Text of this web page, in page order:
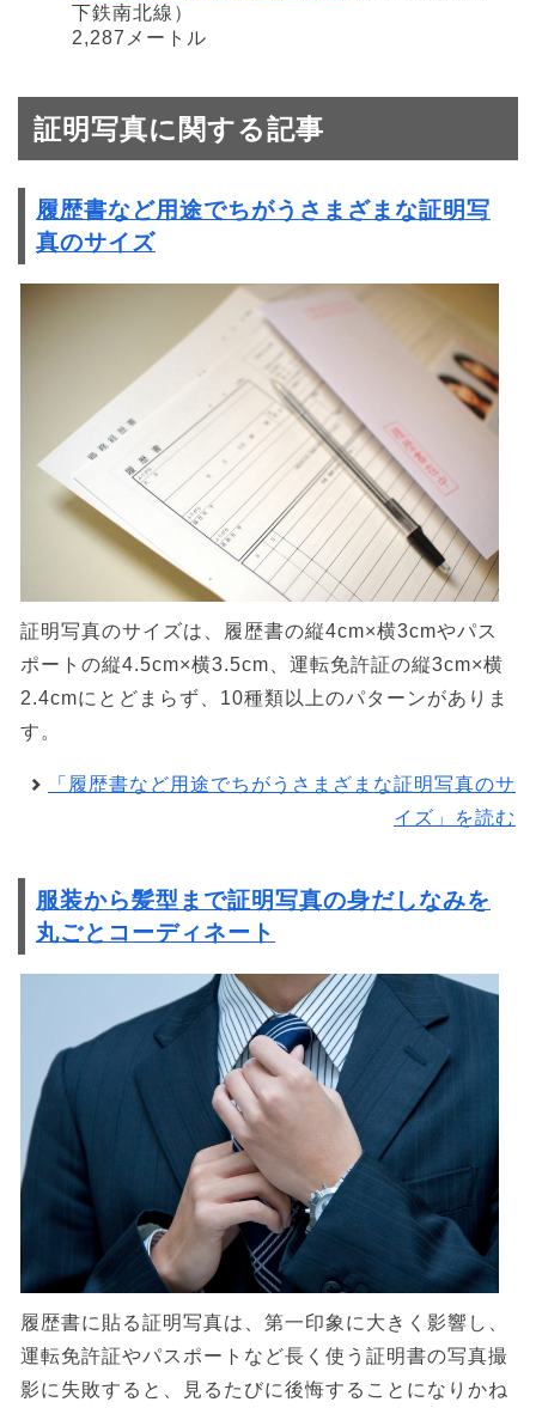
下鉄南北線）
2,287メートル
証明写真に関する記事
履歴書など用途でちがうさまざまな証明写
真のサイズ
証明写真のサイズは、履歴書の縦4cm×横3cmやパス
ポートの縦4.5cm×横3.5cm、運転免許証の縦3cm×横
2.4cmにとどまらず、10種類以上のパターンがありま
す。
「履歴書など用途でちがうさまざまな証明写真のサ
イズ」を読む
服装から髪型まで証明写真の身だしなみを
丸ごとコーディネート
履歴書に貼る証明写真は、第一印象に大きく影響し、
運転免許証やパスポートなど長く使う証明書の写真撮
影に失敗すると、見るたびに後悔することになりかね